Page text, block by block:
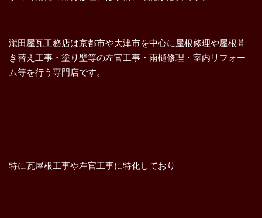
瀧田屋瓦工務店は京都市や大津市を中心に屋根修理や屋根葺
き替え工事・塗り壁等の左官工事・雨樋修理・室内リフォー
ム等を行う専門店です。
特に瓦屋根工事や左官工事に特化しており